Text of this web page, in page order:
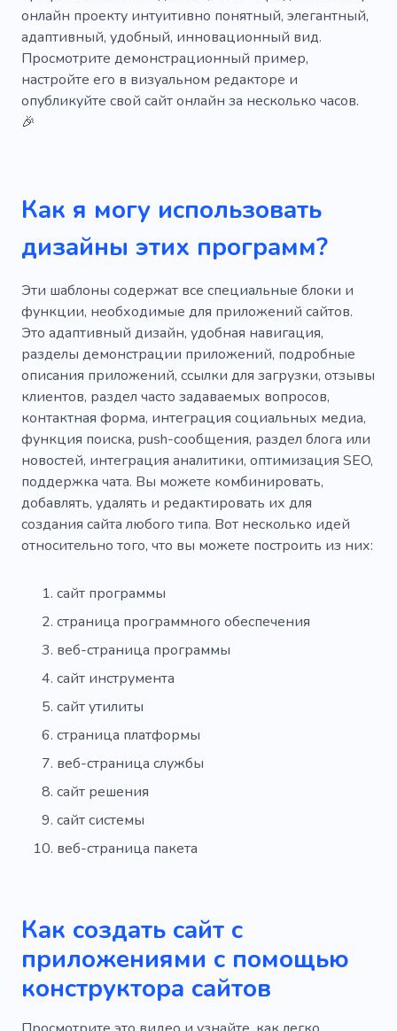
онлайн проекту интуитивно понятный, элегантный,
адаптивный, удобный, инновационный вид.
Просмотрите демонстрационный пример,
настройте его в визуальном редакторе и
опубликуйте свой сайт онлайн за несколько часов.
🎉
Как я могу использовать
дизайны этих программ?
Эти шаблоны содержат все специальные блоки и
функции, необходимые для приложений сайтов.
Это адаптивный дизайн, удобная навигация,
разделы демонстрации приложений, подробные
описания приложений, ссылки для загрузки, отзывы
клиентов, раздел часто задаваемых вопросов,
контактная форма, интеграция социальных медиа,
функция поиска, push-сообщения, раздел блога или
новостей, интеграция аналитики, оптимизация SEO,
поддержка чата. Вы можете комбинировать,
добавлять, удалять и редактировать их для
создания сайта любого типа. Вот несколько идей
относительно того, что вы можете построить из них:
сайт программы
страница программного обеспечения
веб-страница программы
сайт инструмента
сайт утилиты
страница платформы
веб-страница службы
сайт решения
сайт системы
веб-страница пакета
Как создать сайт с
приложениями с помощью
конструктора сайтов